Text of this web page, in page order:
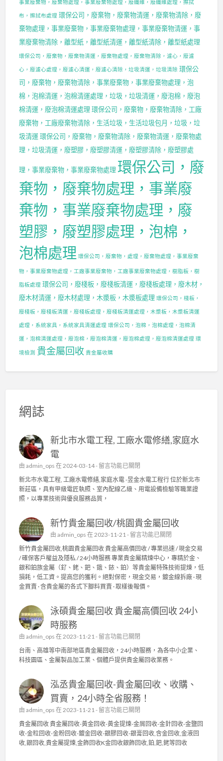
事業廢棄物，廢棄物處理，事業廢棄物處理，廢纖維，廢纖維處理，擦拭
布，擦拭布處理 環保公司，廢棄物，廢棄物清運，廢棄物清除，廢
棄物處理，事業廢棄物，事業廢棄物處理，事業廢棄物清運，事
業廢棄物清除，離型紙，離型紙清運，離型紙清除，離型紙處理
環保公司，廢棄物，廢棄物清運，廢棄物處理，廢棄物清除，濾心，廢濾
心，廢濾心處理，廢濾心清運，廢濾心清除，垃圾清運，垃圾清除 環保公
司，廢棄物，廢棄物清除，事業廢棄物，事業廢棄物處理，泡
棉，泡棉清運，泡棉清運處理，垃圾，垃圾清運，廢泡棉，廢泡
棉清運，廢泡棉清運處理 環保公司，廢棄物，廢棄物清除，工廠
廢棄物，工廠廢棄物清除，生活垃圾，生活垃圾包月，垃圾，垃
圾清運 環保公司，廢棄物，廢棄物清除，廢棄物清運，廢棄物處
理，垃圾清運，廢塑膠，廢塑膠清運，廢塑膠清除，廢塑膠處
理，事業廢棄物，事業廢棄物處理 環保公司，廢
棄物，廢棄物處理，事業廢
棄物，事業廢棄物處理，廢
塑膠，廢塑膠處理，泡棉，
泡棉處理 環保公司，廢棄物，處理，廢棄物處理，事業廢棄
物，事業廢棄物處理，工廠事業廢棄物，工廠事業廢棄物處理，樹脂板，樹
脂板處理 環保公司，廢棧板，廢棧板清運，廢棧板處理，廢木材，
廢木材清運，廢木材處理，木漿板，木漿板處理 環保公司，棧板，
廢棧板，廢棧板清運，廢棧板處理，廢棧板清運處理，木漿板，木漿板清運
處理，系統家具，系統家具清運處理 環保公司，泡棉，泡棉處理，泡棉清
運，泡棉清運處理，廢泡棉，廢泡棉清運，廢泡棉處理，廢泡棉清運處理 環
境檢測 貴金屬回收 貴金屬收購
網誌
新北市水電工程, 工廠水電修繕,家庭水
電
由 admin_ops 在 2024-03-14 - 在
〈
新
北
市
電
工
,
工
廠
水
電
繕
,
庭
水
電
〉
留言功能已關閉
新北市水電工程, 工廠水電修繕,家庭水電 -昱金水電工程行 位於新北市
新莊區，具有甲級電匠執照、室內配線乙級、用電設備檢驗等職業證
照，以專業技術與優良服務品質，
新竹貴金屬回收/桃園貴金屬回收
由admin_ops 在 2023-11-21 - 在
〈
新
竹
貴
金
屬
收
園
貴
金
收
〉
中
留言功能已關閉
新竹貴金屬回收,桃園貴金屬回收 貴金屬高價回收 / 專業迅速 / 現金交易
/ 確保客戶權益及隱私 / 24小時服務 專業貴金屬精煉中心，專精於金、
銀和鉑族金屬（釕、銠、鈀、鋨、銥、鉑）等貴金屬特殊技術提煉，低
損耗，低工資。提高您的獲利。絕對保密，現金交易，鍍金線拆廠 · 現
金買賣 · 含貴金屬的各式下腳料買賣 · 取樣後報價。
泳碩貴金屬回收 貴金屬高價回收 24小
時服務
由 admin_ops 在 2023-11-21 - 在
〈
泳
碩
金
屬
回
收
貴
金
屬
留言功能已關閉
台南、高雄等中南部地區貴金屬回收，24小時服務，為各中小企業、
科技園區、金屬製品加工業、個體戶提供貴金屬回收業務。
泓丞貴金屬回收-貴金屬回收、收購、
買賣，24小時全省服務！
由 admin_ops 在 2023-11-21 - 在
〈
泓
丞
貴
留言功能已關閉
貴金屬回收 貴金屬回收-黃金回收-黃金提煉-金屑回收-金針回收-金鹽回
收-金粒回收-金粉回收-鍍金回收-銀膠回收-銀膏回收,含金回收,金液回
收,銀回收,貴金屬提煉,金飾回收K金回收銀飾回收,鉑,鈀,銠等回收